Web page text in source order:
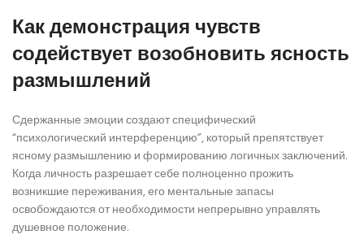
Как демонстрация чувств
содействует возобновить ясность
размышлений
Сдержанные эмоции создают специфический
“психологический интерференцию”, который препятствует
ясному размышлению и формированию логичных заключений.
Когда личность разрешает себе полноценно прожить
возникшие переживания, его ментальные запасы
освобождаются от необходимости непрерывно управлять
душевное положение.